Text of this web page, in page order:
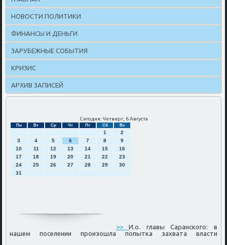
НОВОСТИ ПОЛИТИКИ
ФИНАНСЫ И ДЕНЬГИ
ЗАРУБЕЖНЫЕ СОБЫТИЯ
КРИЗИС
АРХИВ ЗАПИСЕЙ
Сегодня: Четверг, 6 Августа
Пн Вт Ср Чт Пт Сб Вс
1
2
3
4 5 6 7 8
9
10
11 12 13 14 15
16
17
18 19 20 21 22
23
24
25 26 27 28 29
30
31
>>И.о. главы Саранского: в
нашем поселении произошла попытка захвата власти